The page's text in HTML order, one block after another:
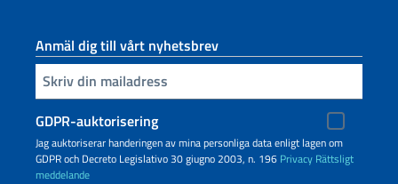
Anmäl dig till vårt nyhetsbrev
Infoga din e-post
GDPR-auktorisering
Jag auktoriserar handeringen av mina personliga data enligt lagen om
GDPR och Decreto Legislativo 30 giugno 2003, n. 196 Privacy Rättsligt
meddelande